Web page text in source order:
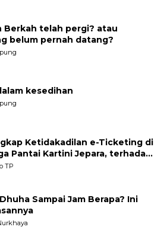
Berkah telah pergi? atau
belum pernah datang?
kesedihan
Ketidakadilan e-Ticketing di
Pantai Kartini Jepara, terhadap
Tradisional
TP
Sampai Jam Berapa? Ini